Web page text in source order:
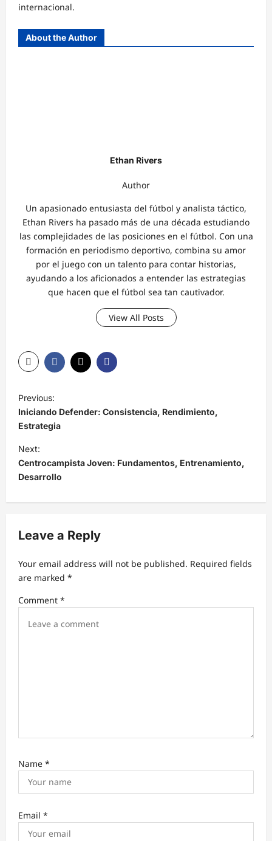
internacional.
About the Author
Ethan Rivers
Author
Un apasionado entusiasta del fútbol y analista táctico,
Ethan Rivers ha pasado más de una década estudiando
las complejidades de las posiciones en el fútbol. Con una
formación en periodismo deportivo, combina su amor
por el juego con un talento para contar historias,
ayudando a los aficionados a entender las estrategias
que hacen que el fútbol sea tan cautivador.
View All Posts
o
s
t
n
a
v
g
a
t
i
Previous:
Iniciando Defender: Consistencia, Rendimiento,
Estrategia
Next:
Centrocampista Joven: Fundamentos, Entrenamiento,
Desarrollo
Leave a Reply
Your email address will not be published. Required fields
are marked *
Comment *
Name *
Email *